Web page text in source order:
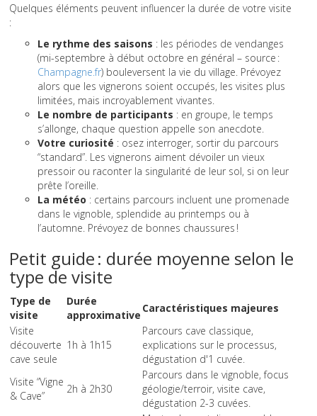
Quelques éléments peuvent influencer la durée de votre visite
:
Le rythme des saisons : les périodes de vendanges
(mi-septembre à début octobre en général – source :
Champagne.fr) bouleversent la vie du village. Prévoyez
alors que les vignerons soient occupés, les visites plus
limitées, mais incroyablement vivantes.
Le nombre de participants : en groupe, le temps
s’allonge, chaque question appelle son anecdote.
Votre curiosité : osez interroger, sortir du parcours
“standard”. Les vignerons aiment dévoiler un vieux
pressoir ou raconter la singularité de leur sol, si on leur
prête l’oreille.
La météo : certains parcours incluent une promenade
dans le vignoble, splendide au printemps ou à
l’automne. Prévoyez de bonnes chaussures !
Petit guide : durée moyenne selon le
type de visite
Type de
visite
Durée
approximative
Caractéristiques majeures
Visite
découverte
cave seule
1h à 1h15
Parcours cave classique,
explications sur le processus,
dégustation d'1 cuvée.
Visite “Vigne
& Cave”
2h à 2h30
Parcours dans le vignoble, focus
géologie/terroir, visite cave,
dégustation 2-3 cuvées.